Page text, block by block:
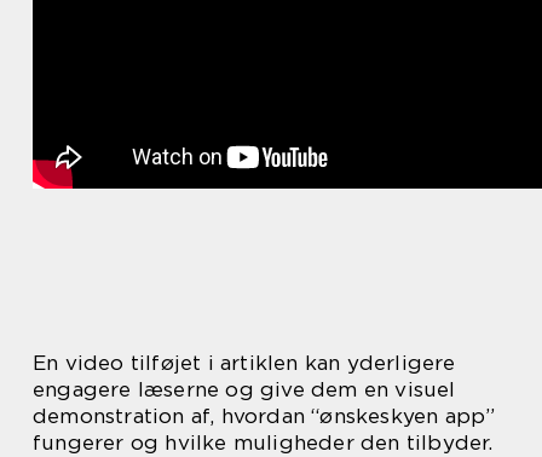
En video tilføjet i artiklen kan yderligere
engagere læserne og give dem en visuel
demonstration af, hvordan “ønskeskyen app”
fungerer og hvilke muligheder den tilbyder.